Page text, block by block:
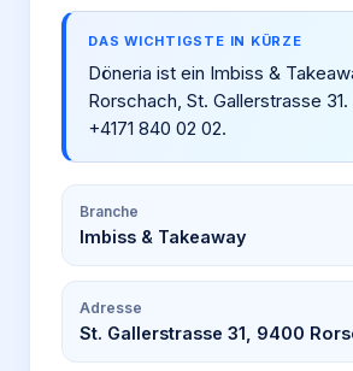
DAS WICHTIGSTE IN KÜRZE
Döneria ist ein Imbiss &
Rorschach, St. Gallerstrasse
+4171 840 02 02.
Branche
Imbiss & Takeaway
Adresse
St. Gallerstrasse 31, 9400